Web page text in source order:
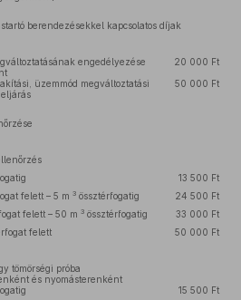
berendezésekkel kapcsolatos díjak
engedélyezése
20 000 Ft
üzemmód megváltoztatási
50 000 Ft
13 500 Ft
felett – 5 m 3össztérfogatig
24 500 Ft
felett – 50 m 3össztérfogatig
33 000 Ft
felett 50 000 Ft
tömörségi próba
és nyomásterenként
15 500 Ft